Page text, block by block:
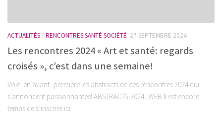
ACTUALITÉS / RENCONTRES SANTÉ SOCIÉTÉ 27 SEPTEMBRE 2024
Les rencontres 2024 « Art et santé: regards
croisés », c’est dans une semaine!
Voici en avant- première les abstracts de ces rencontres 2024 qui
s’annoncent passionnantes! ABSTRACTS-2024_WEB Il est encore
temps de s’inscrire ici: